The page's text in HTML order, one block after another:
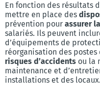
En fonction des résultats
mettre en place des
prévention pour assurer
salariés. Ils peuvent
d’équipements de
réorganisation des
risques d’accidents ou la
maintenance et
installations et des locaux.